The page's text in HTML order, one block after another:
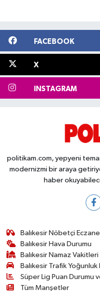
FACEBOOK
X
INSTAGRAM
politikam.com, yepyeni
modernizmi bir araya
haber
Balıkesir Nöbetçi
Balıkesir Hava Durumu
Balıkesir Namaz Vakitleri
Balıkesir Trafik Yoğunluk
Süper Lig Puan Durumu
Tüm Manşetler